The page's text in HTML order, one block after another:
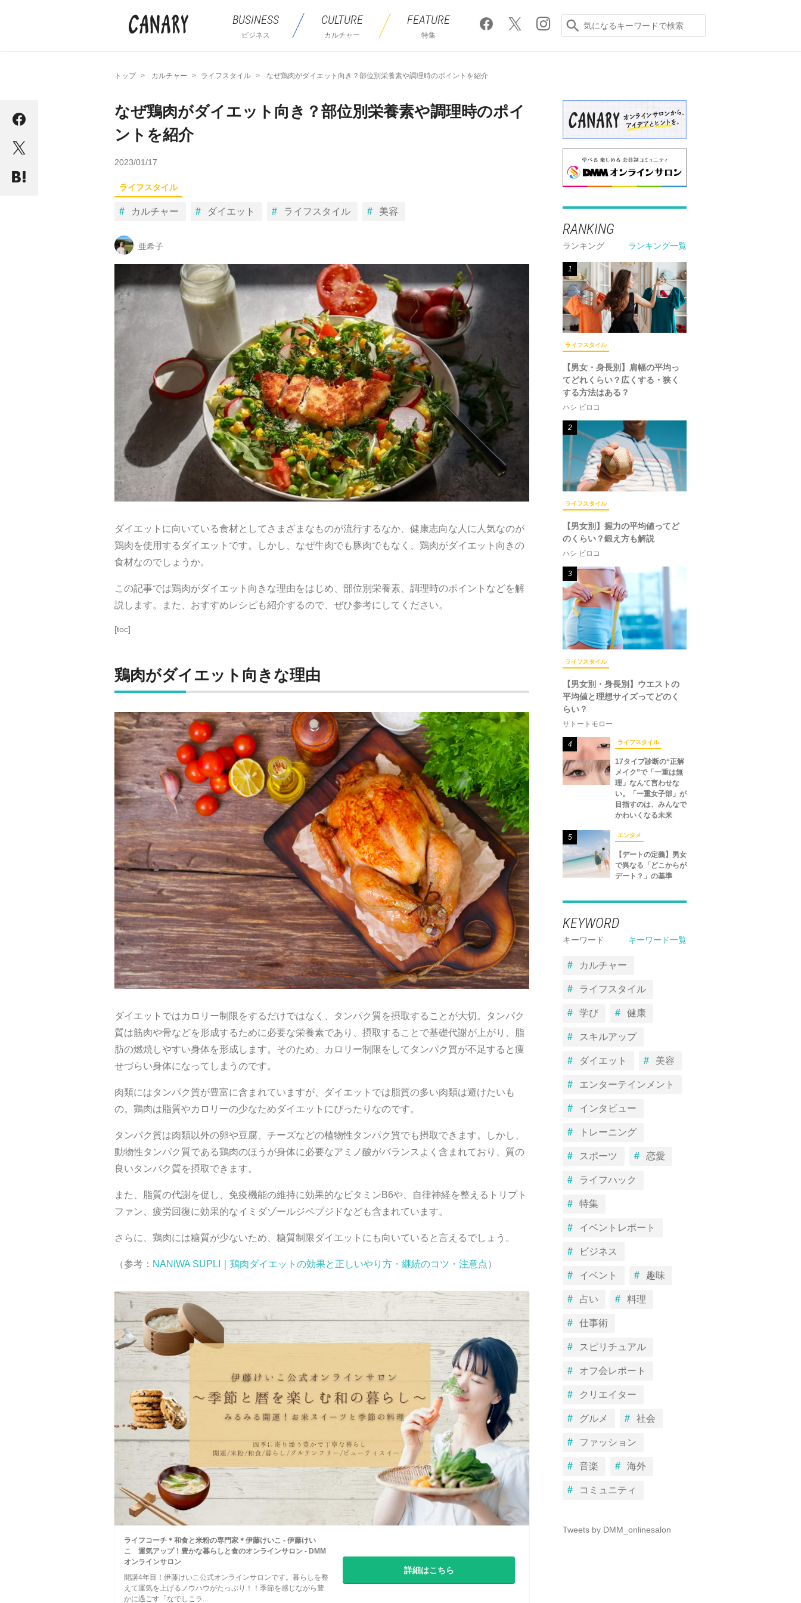
BUSINESS
ビジネス
CULTURE
カルチャー
FEATURE
特集
トップ カルチャー ライフスタイル なぜ鶏肉がダイエット向き？部位別栄養素や調理時のポイントを紹介
なぜ鶏肉がダイエット向き？部位別栄養素や調理時のポイ
ントを紹介
2023/01/17
ライフスタイル
カルチャー ダイエット ライフスタイル 美容
亜希子
ダイエットに向いている食材としてさまざまなものが流行するなか、健康志向な人に人気なのが
鶏肉を使用するダイエットです。しかし、なぜ牛肉でも豚肉でもなく、鶏肉がダイエット向きの
食材なのでしょうか。
この記事では鶏肉がダイエット向きな理由をはじめ、部位別栄養素、調理時のポイントなどを解
説します。また、おすすめレシピも紹介するので、ぜひ参考にしてください。
[toc]
鶏肉がダイエット向きな理由
ダイエットではカロリー制限をするだけではなく、タンパク質を摂取することが大切。タンパク
質は筋肉や骨などを形成するために必要な栄養素であり、摂取することで基礎代謝が上がり、脂
肪の燃焼しやすい身体を形成します。そのため、カロリー制限をしてタンパク質が不足すると痩
せづらい身体になってしまうのです。
肉類にはタンパク質が豊富に含まれていますが、ダイエットでは脂質の多い肉類は避けたいも
の。鶏肉は脂質やカロリーの少なためダイエットにぴったりなのです。
タンパク質は肉類以外の卵や豆腐、チーズなどの植物性タンパク質でも摂取できます。しかし、
動物性タンパク質である鶏肉のほうが身体に必要なアミノ酸がバランスよく含まれており、質の
良いタンパク質を摂取できます。
また、脂質の代謝を促し、免疫機能の維持に効果的なビタミンB6や、自律神経を整えるトリプト
ファン、疲労回復に効果的なイミダゾールジペプジドなども含まれています。
さらに、鶏肉には糖質が少ないため、糖質制限ダイエットにも向いていると言えるでしょう。
（参考： NANIWA SUPLI｜鶏肉ダイエットの効果と正しいやり方・継続のコツ・注意点）
ライフコーチ＊和食と米粉の専門家＊伊藤けいこ - 伊藤けい
こ 運気アップ！豊かな暮らしと食のオンラインサロン - DMM
オンラインサロン
開講4年目！伊藤けいこ公式オンラインサロンです。暮らしを整
えて運気を上げるノウハウがたっぷり！！季節を感じながら豊
かに過ごす「なでしこラ...
詳細はこちら
RANKING
ランキング ランキング一覧
1
ライフスタイル
【男女・身長別】肩幅の平均っ
てどれくらい？広くする・狭く
する方法はある？
ハシ ビロコ
2
ライフスタイル
【男女別】握力の平均値ってど
のくらい？鍛え方も解説
ハシ ビロコ
3
ライフスタイル
【男女別・身長別】ウエストの
平均値と理想サイズってどのく
らい？
サトートモロー
4 ライフスタイル
17タイプ診断の“正解
メイク”で「一重は無
理」なんて言わせな
い。「一重女子部」が
目指すのは、みんなで
かわいくなる未来
5 エンタメ
【デートの定義】男女
で異なる「どこからが
デート？」の基準
KEYWORD
キーワード キーワード一覧
カルチャー
ライフスタイル
学び 健康
スキルアップ
ダイエット 美容
エンターテインメント
インタビュー
トレーニング
スポーツ 恋愛
ライフハック
特集
イベントレポート
ビジネス
イベント 趣味
占い 料理
仕事術
スピリチュアル
オフ会レポート
クリエイター
グルメ 社会
ファッション
音楽 海外
コミュニティ
Tweets by DMM_onlinesalon